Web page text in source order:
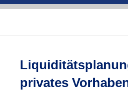
privates